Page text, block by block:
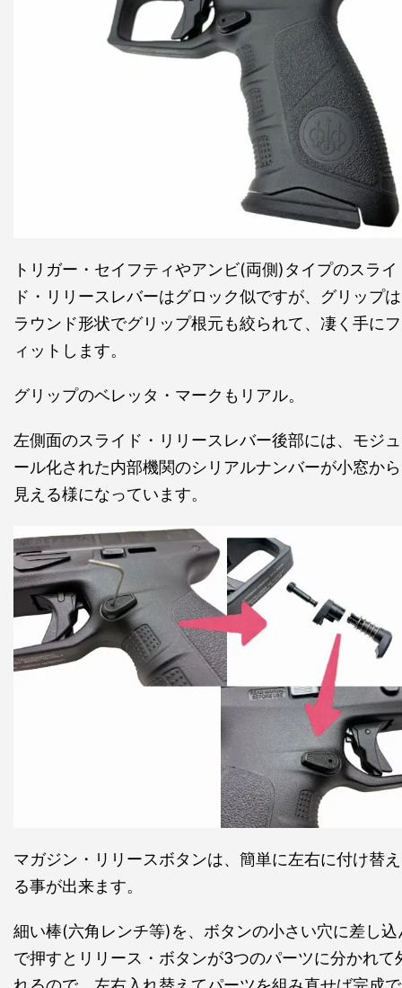
トリガー・セイフティやアンビ(両側)タイプのスライ
ド・リリースレバーはグロック似ですが、グリップは
ラウンド形状でグリップ根元も絞られて、凄く手にフ
ィットします。
グリップのベレッタ・マークもリアル。
左側面のスライド・リリースレバー後部には、モジュ
ール化された内部機関のシリアルナンバーが小窓から
見える様になっています。
マガジン・リリースボタンは、簡単に左右に付け替え
る事が出来ます。
細い棒(六角レンチ等)を、ボタンの小さい穴に差し込
で押すとリリース・ボタンが3つのパーツに分かれて